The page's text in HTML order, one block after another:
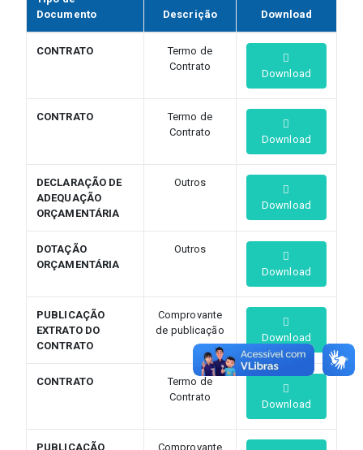
Documento
Descrição Download
CONTRATO
Termo de
Contrato
Download
CONTRATO
Termo de
Contrato
Download
DECLARAÇÃO DE
ADEQUAÇÃO
ORÇAMENTÁRIA
Outros
Download
DOTAÇÃO
ORÇAMENTÁRIA
Outros
Download
PUBLICAÇÃO
EXTRATO DO
CONTRATO
Comprovante
de publicação
Download
CONTRATO
Termo de
Contrato
Download
PUBLICAÇÃO
Comprovante